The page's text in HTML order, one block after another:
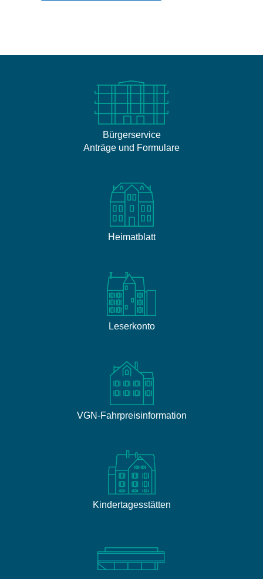
Bürgerservice
Anträge und Formulare
Heimatblatt
Leserkonto
VGN-Fahrpreisinformation
Kindertagesstätten